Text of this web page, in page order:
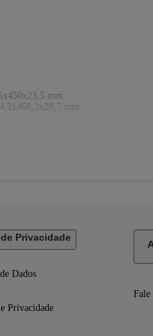
mm
mm
Privacidade
Dados
Privacidade
Fale